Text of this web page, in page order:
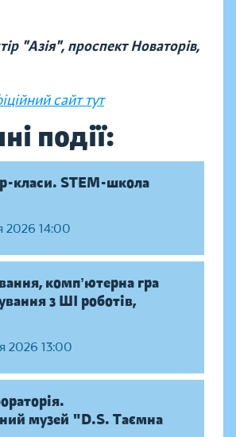
"Азія", проспект Новаторів,
сайт тут
події:
класи. STEM-школа
2026 14:00
компʼютерна гра
з ШІ роботів,
2026 13:00
музей "D.S. Таємна